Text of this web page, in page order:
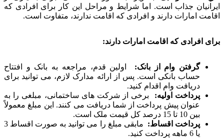
ایرانیان جذاب است. اما شرایط و مراحل این کار برای افرادی که
اقامت امارات دارند و افرادی که اقامت ندارند، متفاوت است.
برای افرادی که اقامت امارات دارند:
گرفتن وام از بانک:
اولین قدم، مراجعه به بانک و افتتاح
حساب بانکی است. پس از ارائه مدارک لازم، می توانید برای
دریافت وام اقدام کنید.
پرداخت اولیه:
برخی از شرکت های ساختمانی، مبلغی را به
عنوان پیش پرداخت از شما دریافت می کنند. این مبلغ معمولاً
بین 10 تا 15 درصد کل قیمت ملک است.
پرداخت اقساط:
مابقی مبلغ را می توانید به صورت اقساط 3
یا 6 ماهه پرداخت کنید.